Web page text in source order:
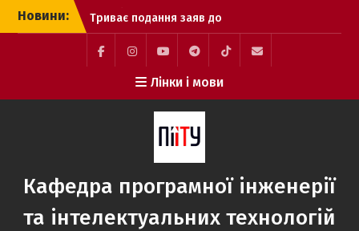
Перейти
Новини:
Триває подання заяв до
НТУ «ХПІ»: обирайте
міжнародно
акредитовані освітні
програми кафедри ПІІТУ
Розпочалося подання
ключові дати вступної
кампанії та спеціально
організована сесія ЄВІ
Вступникам 2026:
незабаром з’являться
рекомендації до
FacebookInstagramYouTubeTelegramTikTok Mail
Лінки і мови
Кафедра програмної інженерії
та інтелектуальних технологій